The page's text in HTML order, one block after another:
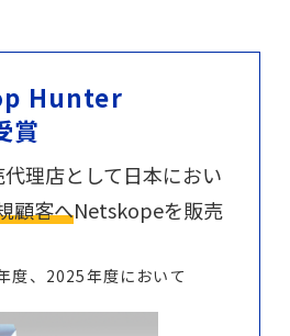
総合支援
入事例
Hunter
賞
理店として日本におい
顧客へNetskopeを販売
度、2025年度において